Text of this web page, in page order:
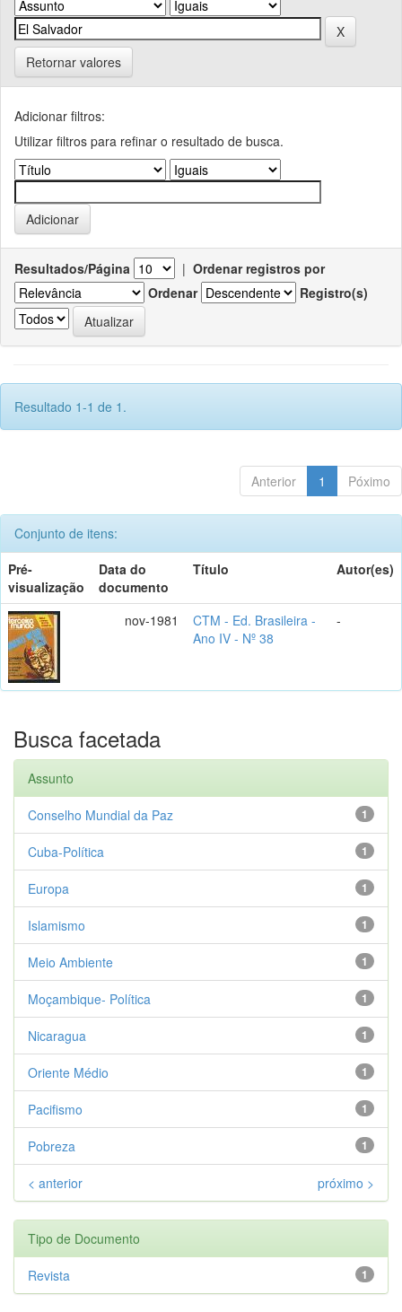
Retornar valores
Adicionar filtros:
Utilizar filtros para refinar o resultado de busca.
Resultados/Página | Ordenar registros por
Ordenar
Registro(s)
Resultado 1-1 de 1.
Anterior 1 Póximo
Conjunto de itens:
Pré-
visualização
Data do
documento
Título Autor(es)
nov-1981
CTM - Ed. Brasileira -
Ano IV - Nº 38
-
Busca facetada
Assunto
1
Conselho Mundial da Paz
1
Cuba-Política
1
Europa
1
Islamismo
1
Meio Ambiente
1
Moçambique- Política
1
Nicaragua
1
Oriente Médio
1
Pacifismo
1
Pobreza
< anterior próximo >
Tipo de Documento
1
Revista